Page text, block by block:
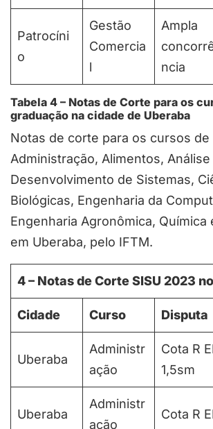
Patrocíni
o
Gestão
Comercia
l
Ampla
ncia
Tabela 4 – Notas de Corte para os
graduação na cidade de Uberaba
Notas de corte para os cursos de
Administração, Alimentos, Análise
Desenvolvimento de Sistemas,
Biológicas, Engenharia da
Engenharia Agronômica, Química
em Uberaba, pelo IFTM.
4– Notas de Corte SISU 2023
Cidade Curso Disputa
Uberaba
Administr
ação
Cota R
1,5sm
Uberaba
Administr
ação
Cota R